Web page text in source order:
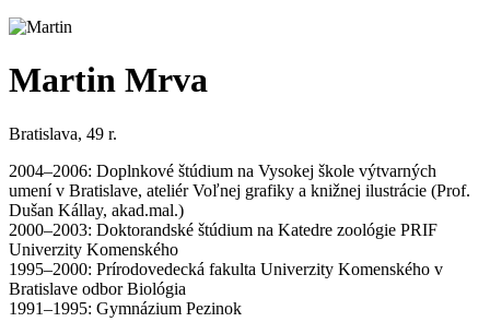
Martin Mrva
Bratislava, 49 r.
2004–2006: Doplnkové štúdium na Vysokej škole výtvarných
umení v Bratislave, ateliér Voľnej grafiky a knižnej ilustrácie (Prof.
Dušan Kállay, akad.mal.)
2000–2003: Doktorandské štúdium na Katedre zoológie PRIF
Univerzity Komenského
1995–2000: Prírodovedecká fakulta Univerzity Komenského v
Bratislave odbor Biológia
1991–1995: Gymnázium Pezinok